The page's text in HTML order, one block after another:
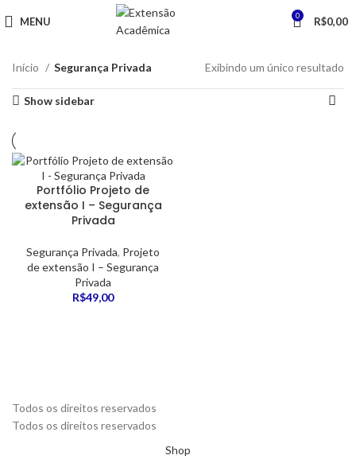
MENU 0 R$0,00
Início Segurança Privada Exibindo um único resultado
Show sidebar
Portfólio Projeto de
extensão I – Segurança
Privada
Segurança Privada, Projeto
de extensão I – Segurança
Privada
R$49,00
Todos os direitos reservados
Todos os direitos reservados
Shop